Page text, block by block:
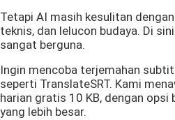
Tetapi AI masih kesulitan
teknis, dan lelucon budaya. Di
sangat berguna.
Ingin mencoba terjemahan
seperti TranslateSRT. Kami
harian gratis 10 KB, dengan opsi
yang lebih besar.